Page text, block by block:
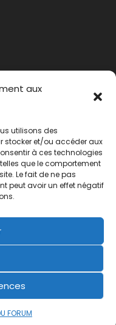
aux
utilisons des
stocker et/ou accéder aux
à ces technologies
que le comportement
Le fait de ne pas
peut avoir un effet négatif
FORUM